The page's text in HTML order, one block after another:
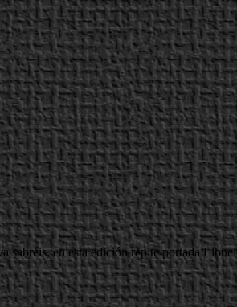
sabréis, en esta edición repite portada Lionel